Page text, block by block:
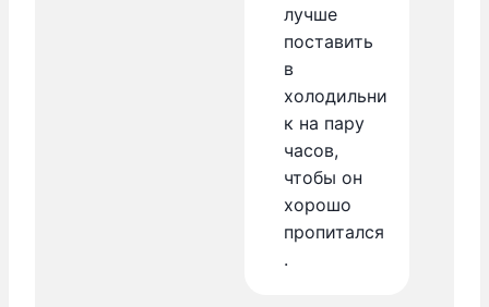
лучше
поставить
в
холодильни
к на пару
часов,
чтобы он
хорошо
пропитался
.